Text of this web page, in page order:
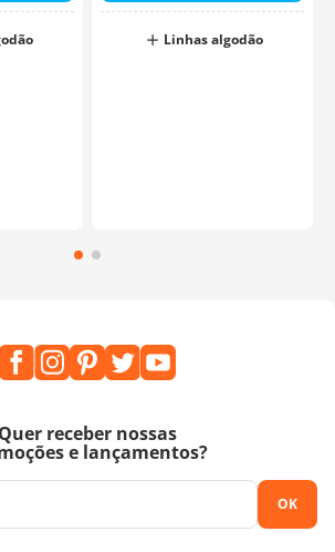
Linhas algodão
Quer receber nossas
e lançamentos?
OK